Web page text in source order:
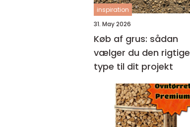
inspiration
31. May 2026
Køb af grus: sådan
vælger du den rigtige
type til dit projekt